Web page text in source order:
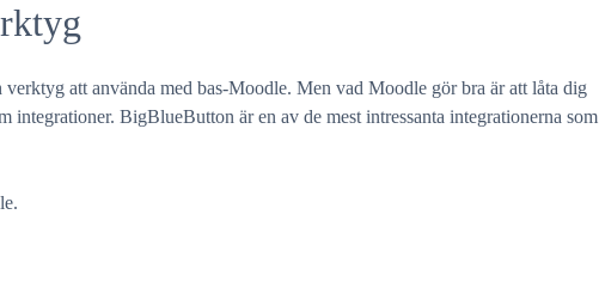
att använda med bas-Moodle. Men vad Moodle gör bra är att låta dig
integrationer. BigBlueButton är en av de mest intressanta integrationerna som